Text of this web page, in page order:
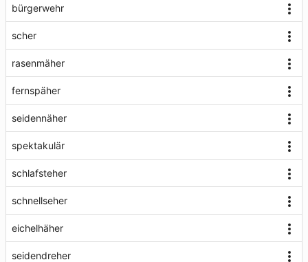
bürgerwehr
scher
rasenmäher
fernspäher
seidennäher
spektakulär
schlafsteher
schnellseher
eichelhäher
seidendreher